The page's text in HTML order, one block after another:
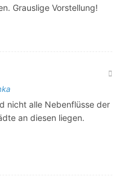
Grauslige Vorstellung!
nicht alle Nebenflüsse der
an diesen liegen.